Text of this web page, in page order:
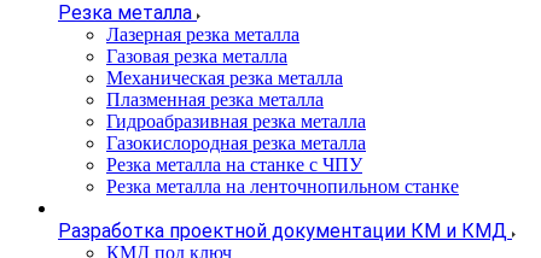
Резка металла
Лазерная резка металла
Газовая резка металла
Механическая резка металла
Плазменная резка металла
Гидроабразивная резка металла
Газокислородная резка металла
Резка металла на станке с ЧПУ
Резка металла на ленточнопильном станке
Разработка проектной документации КМ и КМД
КМД под ключ